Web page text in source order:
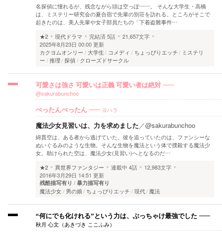
名探偵に憧れるが、残念ながら頭は空っぽ――。 そんな大学生・高橋
は、ミステリー研究会の夏合宿で先輩の別荘を訪れる。ところがそこで
起きたのは、美人先輩や女子部員たちの「下着盗難事件…
★2
現代ドラマ 完結済5話
21,657文字
2025年8月23日 00:00 更新
カクヨムオンリー
大学生 コメディ ちょっぴりエッチ
ミステリ
ー
推理 探偵 クローズドサークル
可愛さは強さ 可愛いは正義 可愛い者は絶対
@sakurabunchoo
ぺったんぺったん ヨハラ
魔法少女見習いは、力を求めました／@sakurabunchoo
綿貫空は、ある者から逃げていた。彼を追っていたのは、ファンシーな
ぬいぐるみのような生物。そんな生物を魔法という体で撲殺する魔法少
女。助けられた空は、魔法少女(見習い)へとなるのだ…
★2
異世界ファンタジー 連載中 4話
12,983文字
2016年3月29日 14:51 更新
残酷描写有り 暴力描写有り
魔法少女 男の娘 ちょっぴりエッチ 現代 魔法
“何にでも化けれる”という力は、ぶっちゃけ最強でした
秋月 心文（あきづき ここふみ）